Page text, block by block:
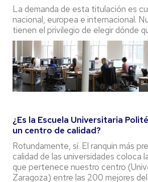
La demanda de esta titulación es
nacional, europea e internacional.
tienen el privilegio de elegir dónde
¿Es la Escuela Universitaria
un centro de calidad?
Rotundamente, sí. El ranquin más
calidad de las universidades coloca
que pertenece nuestro centro
Zaragoza) entre las 200 mejores